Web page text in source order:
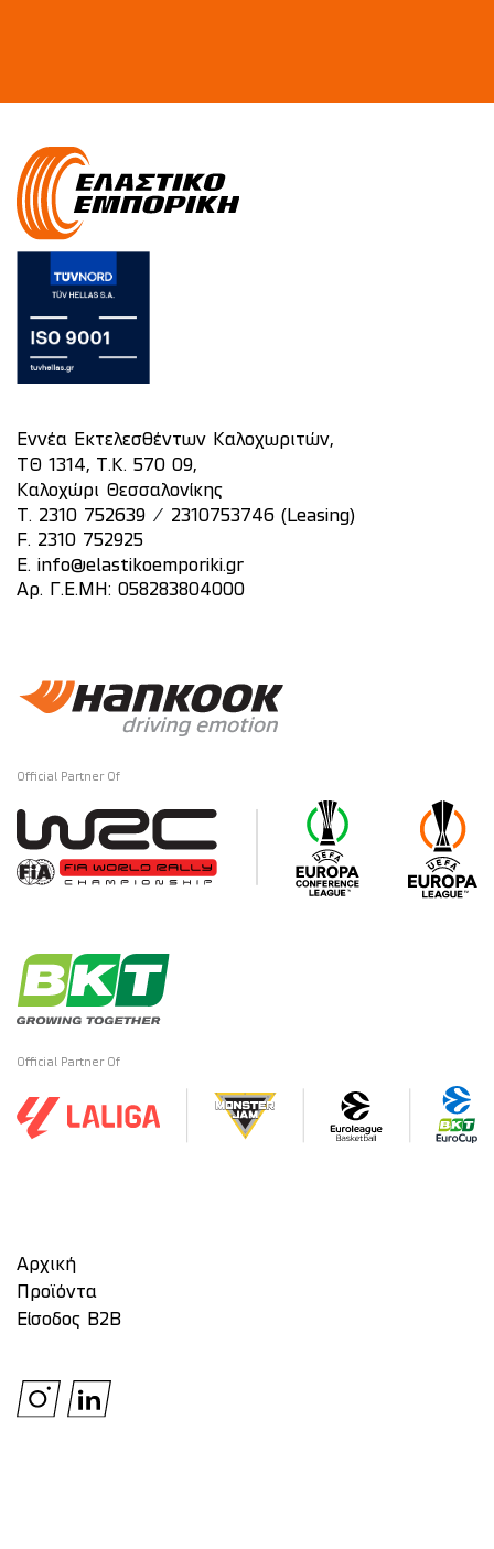
Εννέα Εκτελεσθέντων Καλοχωριτών,
ΤΘ 1314, Τ.Κ. 570 09,
Καλοχώρι Θεσσαλονίκης
T. 2310 752639 /
2310753746 (Leasing)
F. 2310 752925
E.
info@elastikoemporiki.gr
Αρ. Γ.Ε.ΜΗ: 058283804000
Official Partner Of
Official Partner Of
Αρχική
Προϊόντα
Είσοδος Β2Β